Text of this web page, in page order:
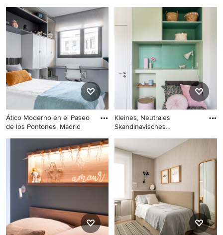
Skandinavisches
Kinderzimmer in Paris
Modernes Kinderzimmer in
Ático Moderno en el Paseo
de los Pontones, Madrid
Mittelgroßes, Neutrales
Modernes Kinderzimmer mit
Arbeitsecke, braunem
Holzboden und
Tapetenwänden in Madrid
Kleines, Neutrales
Skandinavisches
Kleines, Neutrales
Skandinavisches
Jugendzimmer mit
Schlafplatz, grüner
Wandfarbe und hellem
Holzboden in Paris